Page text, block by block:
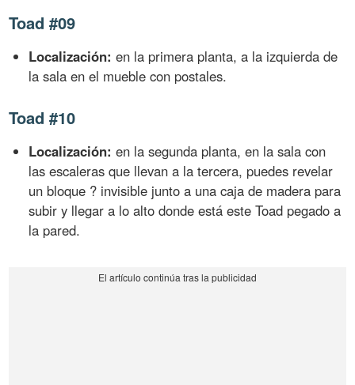
Toad #09
Localización: en la primera planta, a la izquierda de
la sala en el mueble con postales.
Toad #10
Localización: en la segunda planta, en la sala con
las escaleras que llevan a la tercera, puedes revelar
un bloque ? invisible junto a una caja de madera para
subir y llegar a lo alto donde está este Toad pegado a
la pared.